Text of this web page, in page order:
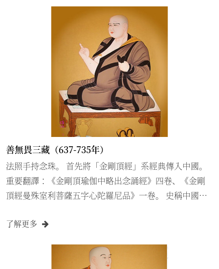
善無畏三藏（637-735年）
法照手持念珠。 首先將「金剛頂經」系經典傳入中國。
重要翻譯：《金剛頂瑜伽中略出念誦經》四卷、《金剛
頂經曼殊室利菩薩五字心陀羅尼品》一卷。 史稱中國唐
了解更多